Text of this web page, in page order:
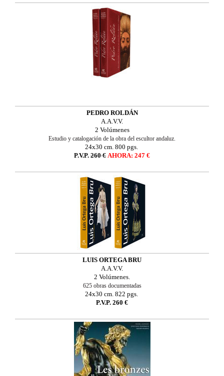
PEDRO ROLDÁN
A.A.V.V.
2 Volúmenes
Estudio y catalogación de la obra del escultor andaluz.
24x30 cm. 800 pgs.
P.V.P. 260 € AHORA: 247 €
LUIS ORTEGA BRU
A.A.V.V.
2 Volúmenes.
625 obras documentadas
24x30 cm. 822 pgs.
P.V.P. 260 €